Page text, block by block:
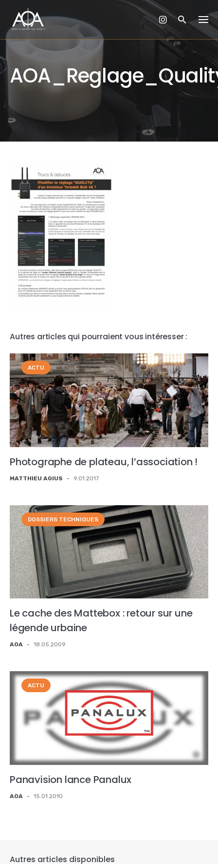
content
Autres articles qui pourraient vous intéresser :
ACTU
Photographe de plateau, l’association !
MATTHIEU AGIUS - 9.01.2017
DOSSIERS TECHNIQUES
Le cache des Mattebox : retour sur une
légende urbaine
AOA - 18.05.2009
ACTU
Panavision lance Panalux
AOA - 15.01.2010
Autres articles disponibles